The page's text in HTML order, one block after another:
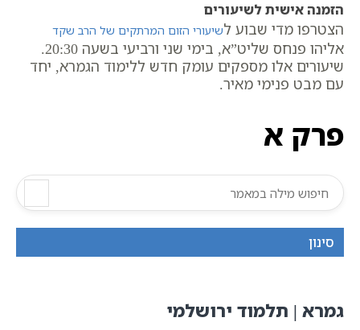
הזמנה אישית לשיעורים
הצטרפו מדי שבוע לשיעורי הזום המרתקים של הרב שקד
אליהו פנחס שליט”א, בימי שני ורביעי בשעה 20:30.
שיעורים אלו מספקים עומק חדש ללימוד הגמרא, יחד
עם מבט פנימי מאיר.
פרק א
גמרא | תלמוד ירושלמי
סינון